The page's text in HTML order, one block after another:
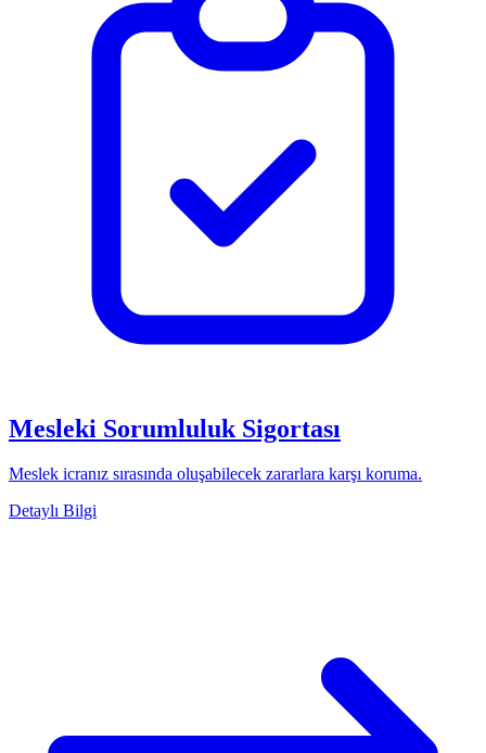
Mesleki Sorumluluk Sigortası
Meslek icranız sırasında oluşabilecek zararlara karşı koruma.
Detaylı Bilgi